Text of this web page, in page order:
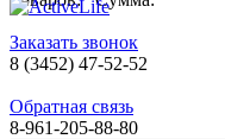
Заказать звонок
8 (3452) 47-52-52
Обратная связь
8-961-205-88-80